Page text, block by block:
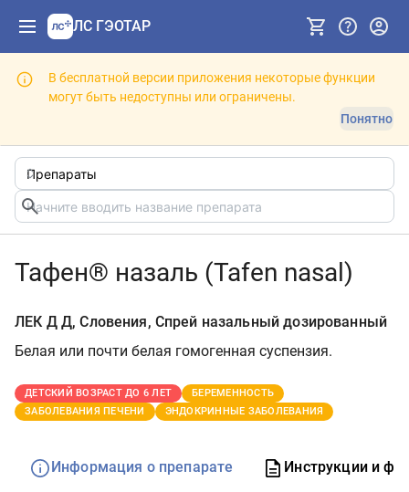
ЛС ГЭОТАР
В бесплатной версии приложения некоторые функции
могут быть недоступны или ограничены.
Понятно
Тафен® назаль (Tafen nasal)
ЛЕК Д Д, Словения, Спрей назальный дозированный
Белая или почти белая гомогенная суспензия.
ДЕТСКИЙ ВОЗРАСТ ДО 6 ЛЕТ
БЕРЕМЕННОСТЬ
ЗАБОЛЕВАНИЯ ПЕЧЕНИ
ЭНДОКРИННЫЕ ЗАБОЛЕВАНИЯ
Информация о препарате Инструкции и